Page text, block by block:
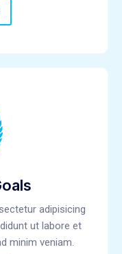
adipisicing
ut labore et
minim veniam.